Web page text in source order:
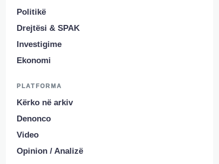
Politikë
Drejtësi & SPAK
Investigime
Ekonomi
PLATFORMA
Kërko në arkiv
Denonco
Video
Opinion / Analizë